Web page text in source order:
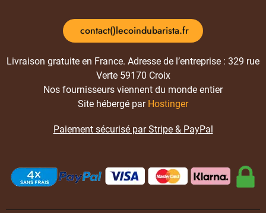
contact()lecoindubarista.fr
Livraison gratuite en France. Adresse de l’entreprise : 329 rue
Verte 59170 Croix
Nos fournisseurs viennent du monde entier
Site hébergé par Hostinger
Paiement sécurisé par Stripe & PayPal